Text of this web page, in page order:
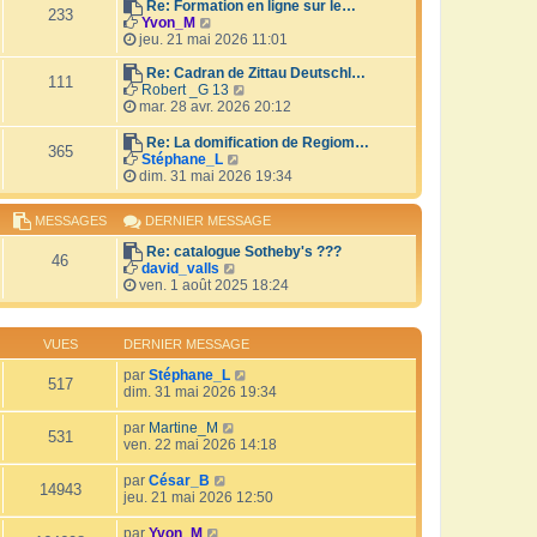
i
r
m
e
s
s
a
g
e
r
e
d
e
r
n
i
e
m
e
s
s
a
g
e
233
Re: Formation en ligne sur le…
Yvon_M
o
i
r
l
e
d
e
r
n
i
e
r
m
e
s
s
a
g
e
jeu. 21 mai 2026 11:01
111
Re: Cadran de Zittau Deutschl…
Robert _G 13
o
i
r
e
d
e
r
n
i
r
m
e
s
s
g
e
mar. 28 avr. 2026 20:12
365
Re: La domification de Regiom…
Stéphane_L
o
i
r
l
e
d
e
r
n
i
e
r
m
e
s
a
g
dim. 31 mai 2026 19:34
MESSAGES DERNIER MESSAGE
46
Re: catalogue Sotheby's ???
david_valls
o
i
e
d
e
r
e
r
e
s
ven. 1 août 2025 18:24
VUES DERNIER MESSAGE
517 par Stéphane_L
dim. 31 mai 2026 19:34
531 par Martine_M
ven. 22 mai 2026 14:18
14943 par César_B
jeu. 21 mai 2026 12:50